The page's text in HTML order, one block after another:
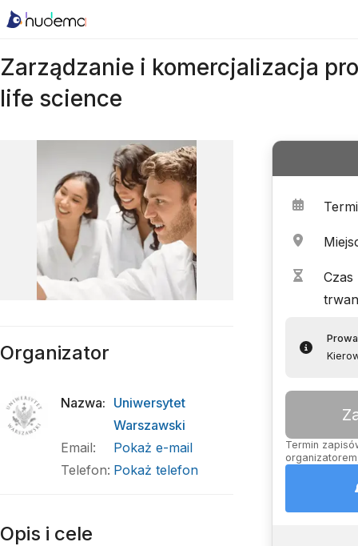
Zarządzanie i komercjalizacja
life science
Czas
Termin
Organizator
Nazwa: Uniwersytet
Warszawski
Email:
Pokaż e-mail
Telefon: Pokaż telefon
Opis i cele